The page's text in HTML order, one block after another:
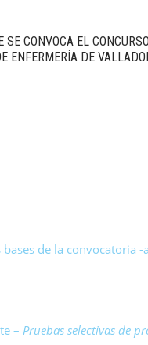
SE CONVOCA EL
ENFERMERÍA DE
de la convocatoria
– Pruebas selectivas de